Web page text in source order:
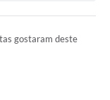
gostaram deste